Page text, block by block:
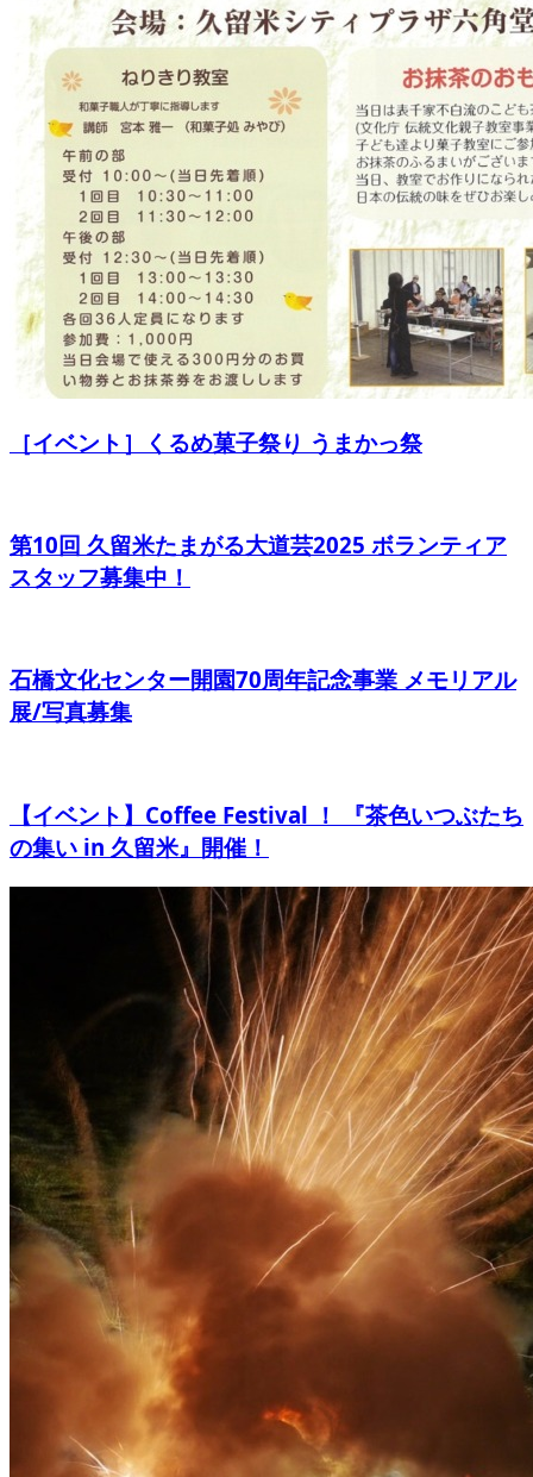
［イベント］くるめ菓子祭り うまかっ祭
第10回 久留米たまがる大道芸2025 ボランティア
スタッフ募集中！
石橋文化センター開園70周年記念事業 メモリアル
展/写真募集
【イベント】Coffee Festival ！ 『茶色いつぶたち
の集い in 久留米』開催！